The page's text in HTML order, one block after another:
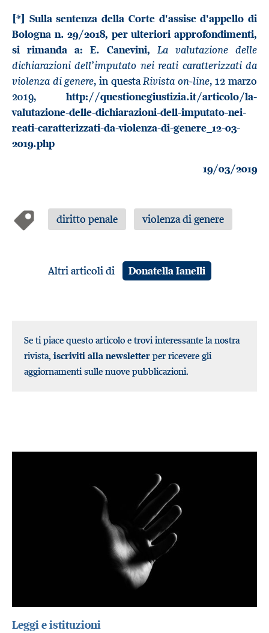
[*] Sulla sentenza della Corte d'assise d'appello di
Bologna n. 29/2018, per ulteriori approfondimenti,
si rimanda a: E. Canevini, La valutazione delle
dichiarazioni dell’imputato nei reati caratterizzati da
violenza di genere, in questaRivista on-line, 12 marzo
2019, http://questionegiustizia.it/articolo/la-
valutazione-delle-dichiarazioni-dell-imputato-nei-
reati-caratterizzati-da-violenza-di-genere_12-03-
2019.php
19/03/2019
diritto penale violenza di genere
Altri articoli di Donatella Ianelli
Se ti piace questo articolo e trovi interessante la nostra
rivista, iscriviti alla newsletter per ricevere gli
aggiornamenti sulle nuove pubblicazioni.
Leggi e istituzioni